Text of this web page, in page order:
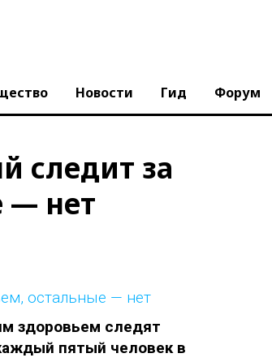
Новости Гид Форум
следит за
— нет
здоровьем следят
пятый человек в